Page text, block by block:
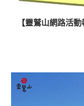
【靈鷲山網路活